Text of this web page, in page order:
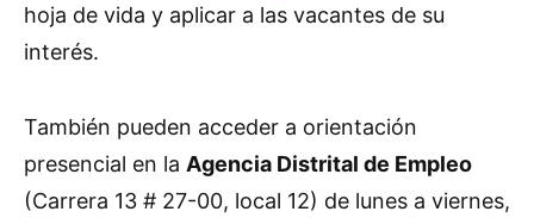
hoja de vida y aplicar a las vacantes de su
interés.
También pueden acceder a orientación
presencial en la Agencia Distrital de Empleo
(Carrera 13 # 27-00, local 12) de lunes a viernes,